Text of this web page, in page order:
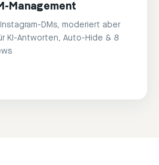
Management
DMs, moderiert aber
KI-Antworten, Auto-Hide & 8